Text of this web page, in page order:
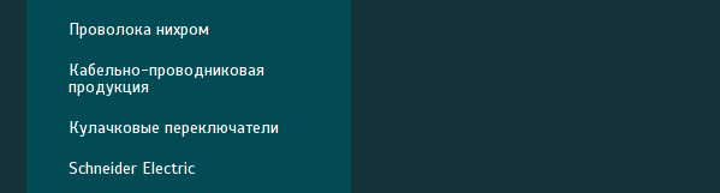
Проволока нихром
Кабельно-проводниковая
продукция
Кулачковые переключатели
Schneider Electric